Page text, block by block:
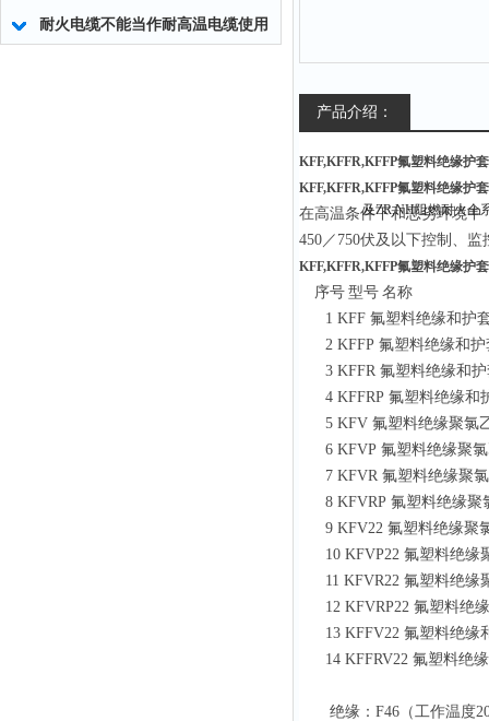
耐火电缆不能当作耐高温电缆使用
产品介绍：
KFF,KFFR,KFFP氟塑料绝缘护
KFF,KFFR,KFFP氟塑料绝缘护
在高温条件下和恶劣环境
450／750伏及以下控制、
KFF,KFFR,KFFP氟塑料绝缘护
序号 型号 名称
1 KFF 氟塑料绝缘和护
2 KFFP 氟塑料绝缘和
3 KFFR 氟塑料绝缘和
4 KFFRP 氟塑料绝缘和
5 KFV 氟塑料绝缘聚氯
6 KFVP 氟塑料绝缘聚
7 KFVR 氟塑料绝缘聚
8 KFVRP 氟塑料绝缘
9 KFV22 氟塑料绝缘聚
10 KFVP22 氟塑料绝
11 KFVR22 氟塑料绝
12 KFVRP22 氟塑料绝
13 KFFV22 氟塑料绝缘
14 KFFRV22 氟塑料绝
绝缘： F46（工作温度